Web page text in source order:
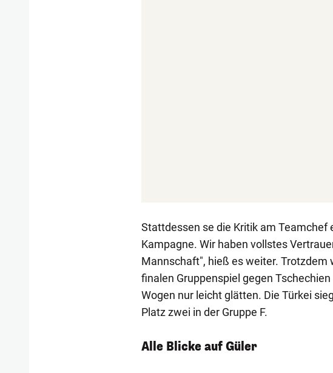
Stattdessen se die Kritik am Teamchef
Kampagne. Wir haben vollstes
Mannschaft", hieß es weiter. Trotzdem
finalen Gruppenspiel gegen
Wogen nur leicht glätten. Die Türkei
Platz zwei in der Gruppe F.
Alle Blicke auf Güler